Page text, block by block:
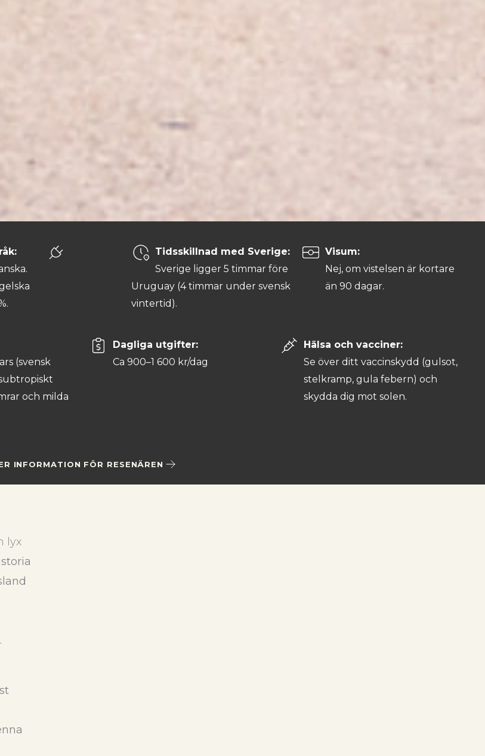
Elektricitet:
220V
Tidsskillnad med Sverige:
Sverige ligger 5 timmar före
Uruguay (4 timmar under svensk
vintertid).
Visum:
Nej, om vistelsen är kortare
än 90 dagar.
(svensk
och milda
Dagliga utgifter:
Ca 900–1 600 kr/dag
Hälsa och vacciner:
Se över ditt vaccinskydd (gulsot,
stelkramp, gula febern) och
skydda dig mot solen.
INFORMATION FÖR RESENÄREN
lyx